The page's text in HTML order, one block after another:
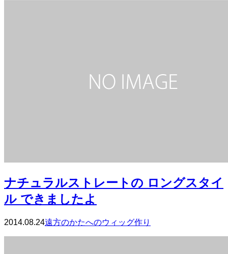
ナチュラルストレートの ロングスタイ
ル できましたよ
2014.08.24遠方のかたへのウィッグ作り